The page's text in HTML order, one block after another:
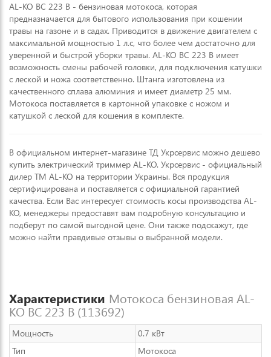
AL-KO BC 223 B - бензиновая мотокоса, которая
предназначается для бытового использования при кошении
травы на газоне и в садах. Приводится в движение двигателем с
максимальной мощностью 1 л.с, что более чем достаточно для
уверенной и быстрой уборки травы. AL-KO BC 223 B имеет
возможность смены рабочей головки, для подключения катушки
с леской и ножа соответственно. Штанга изготовлена из
качественного сплава алюминия и имеет диаметр 25 мм.
Мотокоса поставляется в картонной упаковке с ножом и
катушкой с леской для кошения в комплекте.
В официальном интернет-магазине ТД Укрсервис можно дешево
купить электрический триммер AL-KO. Укрсервис - официальный
дилер ТМ AL-KO на территории Украины. Вся продукция
сертифицирована и поставляется с официальной гарантией
качества. Если Вас интересует стоимость косы производства AL-
KO, менеджеры предоставят вам подробную консультацию и
подберут по самой выгодной цене. Они также подскажут, где
можно найти правдивые отзывы о выбранной модели.
Характеристики Мотокоса бензиновая AL-
KO BC 223 B (113692)
Мощность
0.7 кВт
Тип
Мотокоса